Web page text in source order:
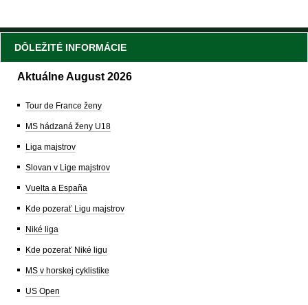
DÔLEŽITÉ INFORMÁCIE
Aktuálne August 2026
Tour de France ženy
MS hádzaná ženy U18
Liga majstrov
Slovan v Lige majstrov
Vuelta a España
Kde pozerať Ligu majstrov
Niké liga
Kde pozerať Niké ligu
MS v horskej cyklistike
US Open